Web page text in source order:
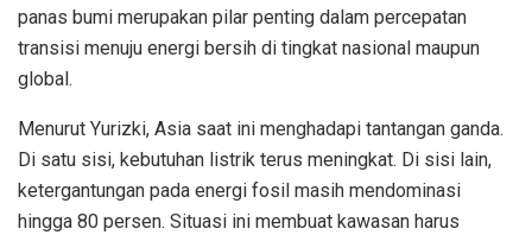
panas bumi merupakan pilar penting dalam percepatan
transisi menuju energi bersih di tingkat nasional maupun
global.
Menurut Yurizki, Asia saat ini menghadapi tantangan ganda.
Di satu sisi, kebutuhan listrik terus meningkat. Di sisi lain,
ketergantungan pada energi fosil masih mendominasi
hingga 80 persen. Situasi ini membuat kawasan harus